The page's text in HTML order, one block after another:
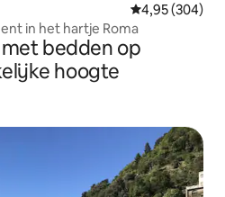
Gemiddelde
4,95 (304)
in het hartje Roma
bedden op
hoogte